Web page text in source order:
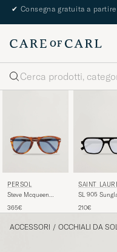
✔ Consegna gratuita a
Cerca
PERSOL
Steve Mcqueen
Havana
365€
SAINT
SL 905
210€
ACCESSORI / OCCHIALI DA